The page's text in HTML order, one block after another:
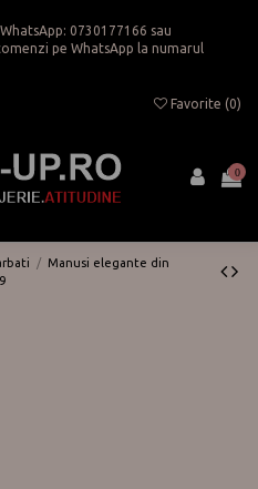
0730177166 sau
pe WhatsApp la numarul
Favorite (0)
0
Manusi elegante din